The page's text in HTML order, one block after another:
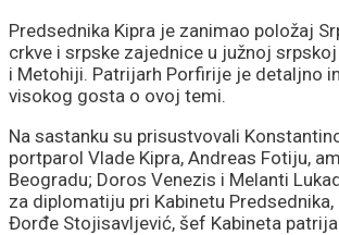
krije gotovo čisti
kiseonik i neon
Predsednika Kipra je zanimao položaj
crkve i srpske zajednice u južnoj
i Metohiji. Patrijarh Porfirije je detaljno
visokog gosta o ovoj temi.
Na sastanku su prisustvovali
portparol Vlade Kipra, Andreas Fotiju,
Beogradu; Doros Venezis i Melanti
za diplomatiju pri Kabinetu
Đorđe Stojisavljević, šef Kabineta